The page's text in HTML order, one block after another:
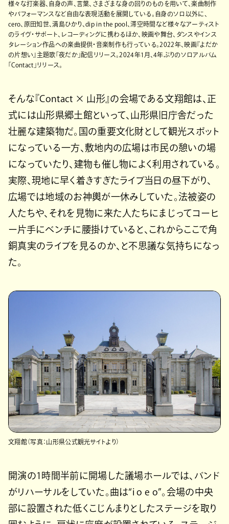
様々な打楽器、自身の声、言葉、さまざまな身の回りのものを用いて、楽曲制作
やパフォーマンスなど自由な表現活動を展開している。自身のソロ以外に、
cero、原田知世、満島ひかり、dip in the pool、滞空時間など様々なアーティスト
のライヴ・サポート、レコーディングに携わるほか、映画や舞台、ダンスやインス
タレーション作品への楽曲提供・音楽制作も行っている。2022年、映画『よだか
の片想い』主題歌「夜だか」配信リリース。2024年1月、4年ぶりのソロアルバム
「Contact」リリース。
そんな『Contact × 山形』の会場である文翔館は、正
式には山形県郷土館といって、山形県旧庁舎だった
壮麗な建築物だ。国の重要文化財として観光スポット
になっている一方、敷地内の広場は市民の憩いの場
になっていたり、建物も催し物によく利用されている。
実際、現地に早く着きすぎたライブ当日の昼下がり、
広場では地域のお神輿が一休みしていた。法被姿の
人たちや、それを見物に来た人たちにまじってコーヒ
ー片手にベンチに腰掛けていると、これからここで角
銅真実のライブを見るのか、と不思議な気持ちになっ
た。
文翔館（写真：山形県公式観光サイトより）
開演の1時間半前に開場した議場ホールでは、バンド
がリハーサルをしていた。曲は“i o e o”。会場の中央
部に設置された低くこじんまりとしたステージを取り